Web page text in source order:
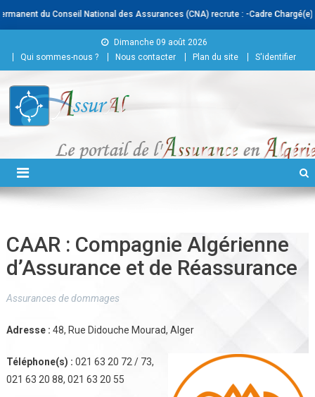
Conseil National des Assurances (CNA) recrute : -Cadre Chargé(e) de
Dimanche 09 août 2026
Qui sommes-nous ?
Nous contacter Plan du site S'identifier
Conseil National des
CAAR : Compagnie Algérienne
d’Assurance et de Réassurance
Assurances de dommages
Adresse : 48, Rue Didouche Mourad, Alger
Téléphone(s) : 021 63 20 72 / 73,
021 63 20 88, 021 63 20 55